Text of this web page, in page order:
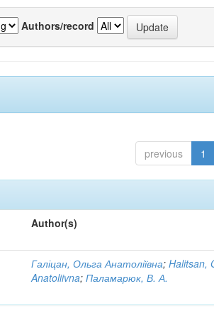
Authors/record
previous 1
Author(s)
Галіцан, Ольга Анатоліївна;Halitsan,
Anatoliivna;Паламарюк, В. А.